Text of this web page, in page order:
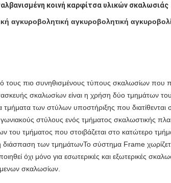
κοινή καρφίτσα υλικών σκαλωσιάς
αγκυροβολητική αγκυροβολητική
τους πιο συνηθισμένους τύπους σκαλωσίων που
σκαλωσίων είναι η χρήση δύο τμημάτων
των στύλων υποστήριξης που διατίθενται
στύλους ενός τμήματος σκαλωστικής
τμήματος που στοιβάζεται στο κατώτερο
των τμημάτωνΤο σύστημα Frame
όχι μόνο για εσωτερικές και εξωτερικές
σκαλωσίων.